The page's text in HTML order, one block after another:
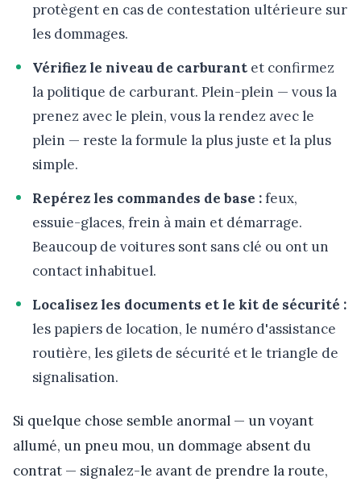
protègent en cas de contestation ultérieure sur
les dommages.
Vérifiez le niveau de carburant et confirmez
la politique de carburant. Plein-plein — vous la
prenez avec le plein, vous la rendez avec le
plein — reste la formule la plus juste et la plus
simple.
Repérez les commandes de base :feux,
essuie-glaces, frein à main et démarrage.
Beaucoup de voitures sont sans clé ou ont un
contact inhabituel.
Localisez les documents et le kit de sécurité :
les papiers de location, le numéro d'assistance
routière, les gilets de sécurité et le triangle de
signalisation.
Si quelque chose semble anormal — un voyant
allumé, un pneu mou, un dommage absent du
contrat — signalez-le avant de prendre la route,